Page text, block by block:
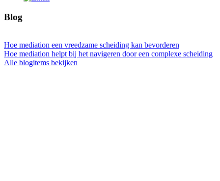
Blog
Hoe mediation een vreedzame scheiding kan bevorderen
Hoe mediation helpt bij het navigeren door een complexe scheiding
Alle blogitems bekijken